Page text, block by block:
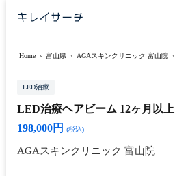
Home › 富山県 › AGAスキンクリニック 富山院 ›
LED治療
LED治療ヘアビーム 12ヶ月以上
198,000円
(税込)
AGAスキンクリニック 富山院